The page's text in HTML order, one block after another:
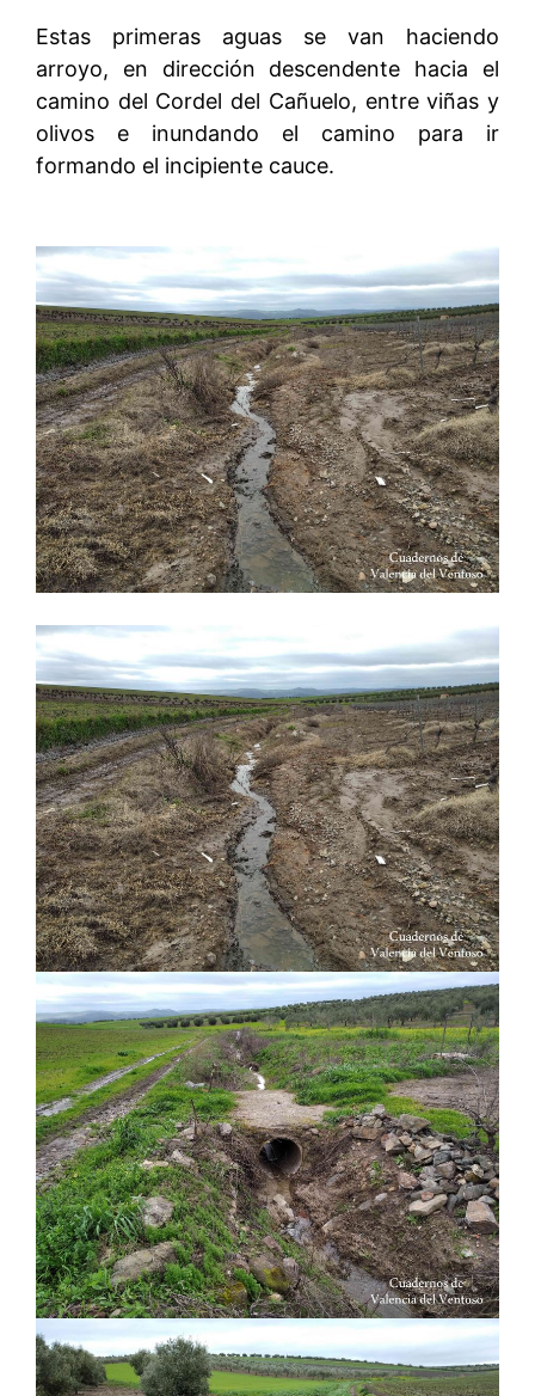
Estas primeras aguas se van haciendo
arroyo, en dirección descendente hacia el
camino del Cordel del Cañuelo, entre viñas y
olivos e inundando el camino para ir
formando el incipiente cauce.